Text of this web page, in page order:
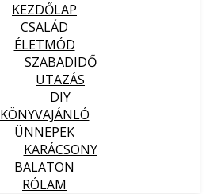
KEZDŐLAP
CSALÁD
ÉLETMÓD
SZABADIDŐ
UTAZÁS
DIY
KÖNYVAJÁNLÓ
ÜNNEPEK
KARÁCSONY
BALATON
RÓLAM